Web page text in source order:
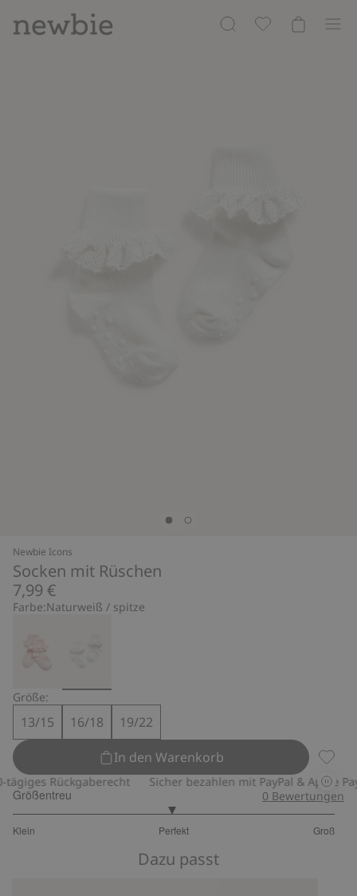
Newbie Icons
Socken mit Rüschen
7,99 €
Farbe:Naturweiß / spitze
Größe:
13/15 16/18
19/22
In den Warenkorb
Rückgaberecht Sicher bezahlen mit PayPal & Apple Pay
Größentreu
Klein Perfekt Groß
von
0 Bewertungen
Dazu passt